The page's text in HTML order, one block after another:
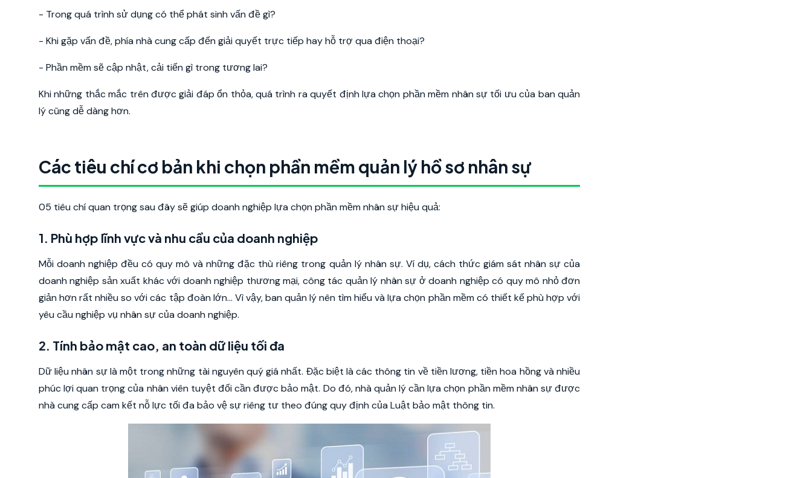
- Trong quá trình sử dụng có thể phát sinh vấn đề gì?
- Khi gặp vấn đề, phía nhà cung cấp đến giải quyết trực tiếp hay hỗ trợ qua điện thoại?
- Phần mềm sẽ cập nhật, cải tiến gì trong tương lai?
Khi những thắc mắc trên được giải đáp ổn thỏa, quá trình ra quyết định lựa chọn phần mềm nhân sự tối ưu của ban quản
lý cũng dễ dàng hơn.
Các tiêu chí cơ bản khi chọn phần mềm quản lý hồ sơ nhân sự
05 tiêu chí quan trọng sau đây sẽ giúp doanh nghiệp lựa chọn phần mềm nhân sự hiệu quả:
1. Phù hợp lĩnh vực và nhu cầu của doanh nghiệp
Mỗi doanh nghiệp đều có quy mô và những đặc thù riêng trong quản lý nhân sự. Ví dụ, cách thức giám sát nhân sự của
doanh nghiệp sản xuất khác với doanh nghiệp thương mại, công tác quản lý nhân sự ở doanh nghiệp có quy mô nhỏ đơn
giản hơn rất nhiều so với các tập đoàn lớn… Vì vậy, ban quản lý nên tìm hiểu và lựa chọn phần mềm có thiết kế phù hợp với
yêu cầu nghiệp vụ nhân sự của doanh nghiệp.
2. Tính bảo mật cao, an toàn dữ liệu tối đa
Dữ liệu nhân sự là một trong những tài nguyên quý giá nhất. Đặc biệt là các thông tin về tiền lương, tiền hoa hồng và nhiều
phúc lợi quan trọng của nhân viên tuyệt đối cần được bảo mật. Do đó, nhà quản lý cần lựa chọn phần mềm nhân sự được
nhà cung cấp cam kết nỗ lực tối đa bảo vệ sự riêng tư theo đúng quy định của Luật bảo mật thông tin.